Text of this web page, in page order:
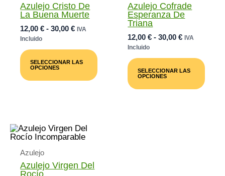
Azulejo Cristo De
La Buena Muerte
12,00€ - 30,00€Rango
Desde
12,00 €
Hasta
IVA
Incluido
SELECCIONAR LAS
OPCIONES
Producto
Múltiples
Variantes.
Azulejo Cofrade
Esperanza De
Triana
12,00€ - 30,00€Rango
Desde
12,00 €
Hasta
IVA
Incluido
SELECCIONAR LAS
OPCIONES
Azulejo
Azulejo Virgen Del
Rocío